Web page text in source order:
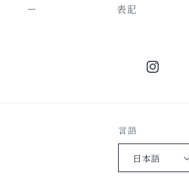
ー
表記
言語
日本語